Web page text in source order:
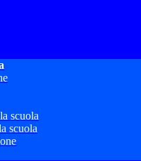
scuola
scuola